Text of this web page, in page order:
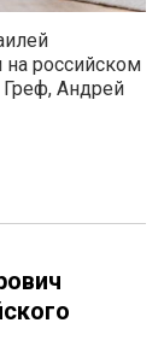
на российском
Андрей